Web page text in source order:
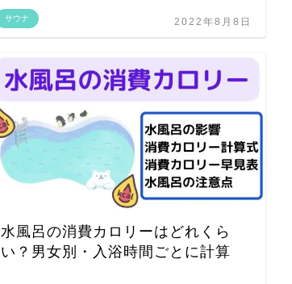
サウナ 2022年8月8日
水風呂の消費カロリーはどれくら
い？男女別・入浴時間ごとに計算